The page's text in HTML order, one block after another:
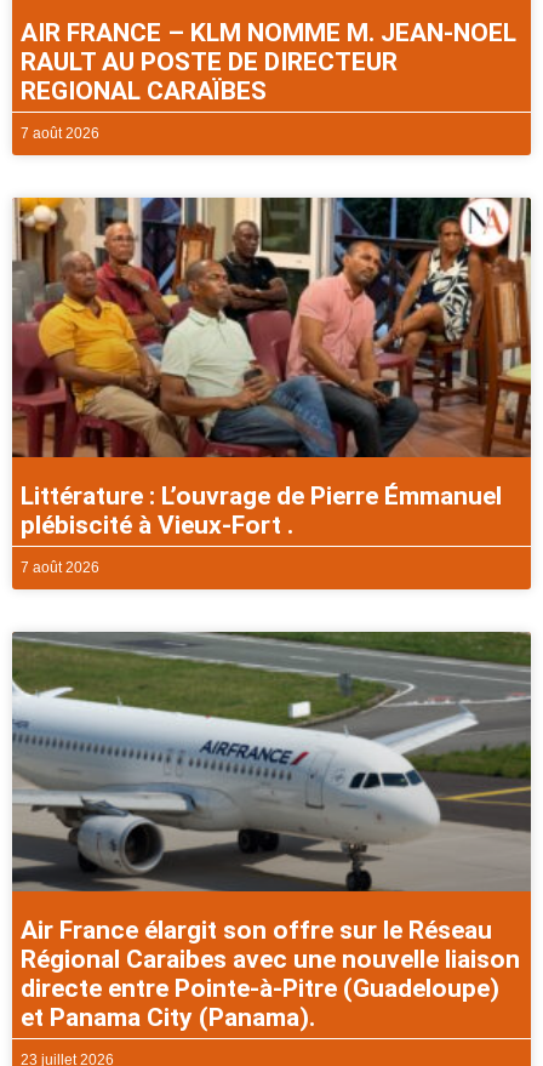
AIR FRANCE – KLM NOMME M. JEAN-NOEL
RAULT AU POSTE DE DIRECTEUR
REGIONAL CARAÏBES
7 août 2026
Littérature : L’ouvrage de Pierre Émmanuel
plébiscité à Vieux-Fort .
7 août 2026
Air France élargit son offre sur le Réseau
Régional Caraibes avec une nouvelle liaison
directe entre Pointe-à-Pitre (Guadeloupe)
et Panama City (Panama).
23 juillet 2026